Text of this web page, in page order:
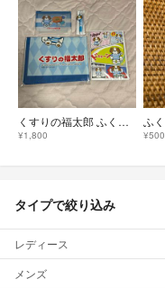
くすりの福太郎 ふくちゃん オリジナルグッズ 非売品 4点set レア
¥1,800 ¥500
タイプで絞り込み
レディース
メンズ